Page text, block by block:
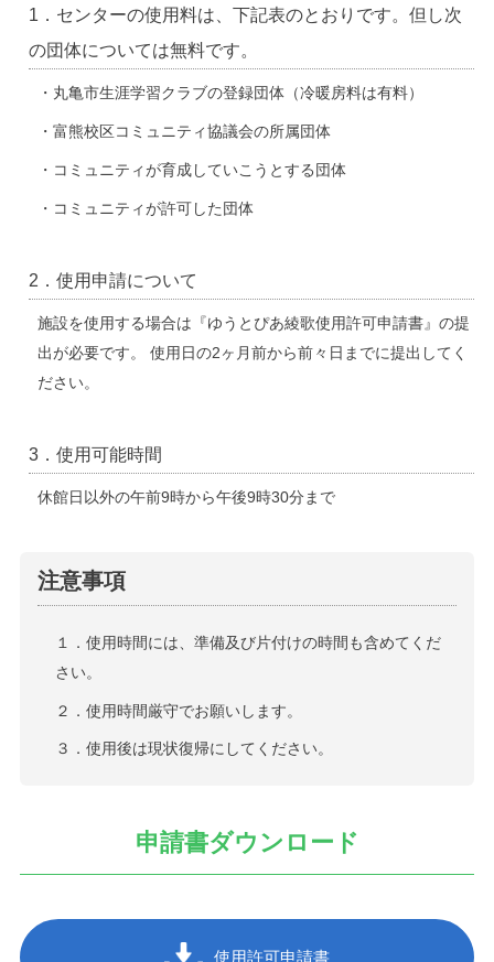
1．センターの使用料は、下記表のとおりです。但し次
の団体については無料です。
・丸亀市生涯学習クラブの登録団体（冷暖房料は有料）
・富熊校区コミュニティ協議会の所属団体
・コミュニティが育成していこうとする団体
・コミュニティが許可した団体
2．使用申請について
施設を使用する場合は『ゆうとぴあ綾歌使用許可申請書』の提
出が必要です。 使用日の2ヶ月前から前々日までに提出してく
ださい。
3．使用可能時間
休館日以外の午前9時から午後9時30分まで
注意事項
１．使用時間には、準備及び片付けの時間も含めてくだ
さい。
２．使用時間厳守でお願いします。
３．使用後は現状復帰にしてください。
申請書ダウンロード
使用許可申請書